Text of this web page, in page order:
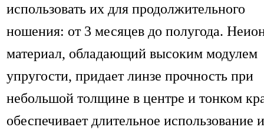
использовать их для продолжительного
ношения: от 3 месяцев до полугода.
материал, обладающий высоким модулем
упругости, придает линзе прочность при
небольшой толщине в центре и тонком
обеспечивает длительное использование и